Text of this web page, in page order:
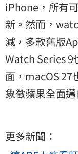
iPhone，所有
新。然而，
減，多款舊版
Watch Series 9
面，macOS 27
象徵蘋果全面
更多新聞：